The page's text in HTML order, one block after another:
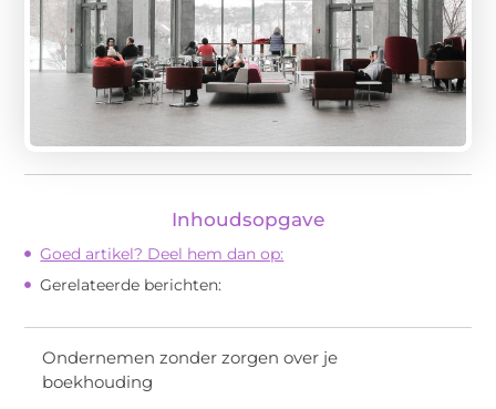
Inhoudsopgave
Goed artikel? Deel hem dan op:
Gerelateerde berichten:
Ondernemen zonder zorgen over je
boekhouding